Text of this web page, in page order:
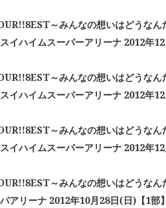
～みんなの想いはどうなん
イハイムスーパーアリーナ 2012年
～みんなの想いはどうなん
イハイムスーパーアリーナ 2012年
～みんなの想いはどうなん
イハイムスーパーアリーナ 2012年
～みんなの想いはどうなん
アリーナ 2012年10月28日(日)【1部】